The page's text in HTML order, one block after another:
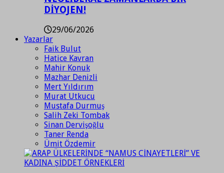
DİYOJEN!
29/06/2026
Yazarlar
Faik Bulut
Hatice Kavran
Mahir Konuk
Mazhar Denizli
Mert Yıldırım
Murat Utkucu
Mustafa Durmuş
Salih Zeki Tombak
Sinan Dervişoğlu
Taner Renda
Ümit Özdemir